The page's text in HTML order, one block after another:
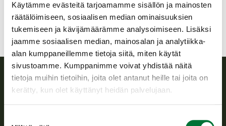
Käytämme evästeitä tarjoamamme sisällön ja mainosten
räätälöimiseen, sosiaalisen median ominaisuuksien
tukemiseen ja kävijämäärämme analysoimiseen. Lisäksi
jaamme sosiaalisen median, mainosalan ja analytiikka-
alan kumppaneillemme tietoja siitä, miten käytät
sivustoamme. Kumppanimme voivat yhdistää näitä
tietoja muihin tietoihin, joita olet antanut heille tai joita on
kerätty, kun olet käyttänyt heidän palvelujaan.
Suomen riistakeskus